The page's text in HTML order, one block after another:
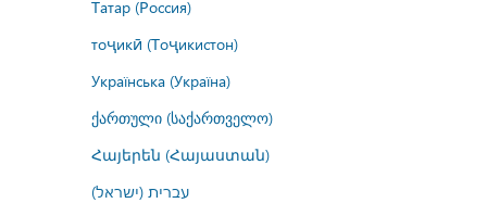
Татар (Россия)
тоҷикӣ (Тоҷикистон)
Українська (Україна)
ქართული (საქართველო)
Հայերեն (Հայաստան)
עברית (ישראל)